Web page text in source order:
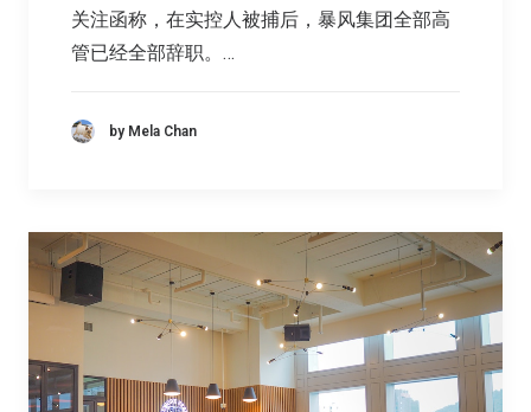
关注函称，在实控人被捕后，暴风集团全部高
管已经全部辞职。…
by Mela Chan